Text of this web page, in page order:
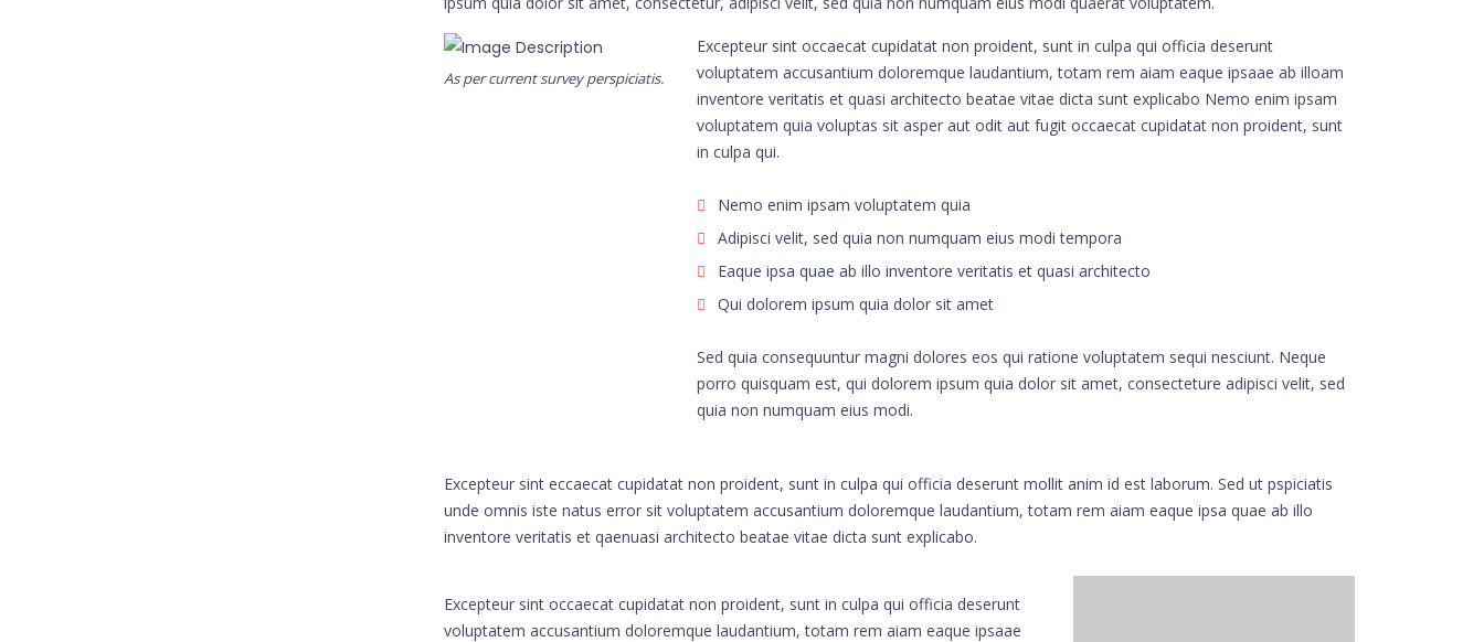
As per current survey perspiciatis.
Excepteur sint occaecat cupidatat non proident, sunt in culpa qui officia deserunt
voluptatem accusantium doloremque laudantium, totam rem aiam eaque ipsaae ab illoam
inventore veritatis et quasi architecto beatae vitae dicta sunt explicabo Nemo enim ipsam
voluptatem quia voluptas sit asper aut odit aut fugit occaecat cupidatat non proident, sunt
in culpa qui.
Nemo enim ipsam voluptatem quia
Adipisci velit, sed quia non numquam eius modi tempora
Eaque ipsa quae ab illo inventore veritatis et quasi architecto
Qui dolorem ipsum quia dolor sit amet
Sed quia consequuntur magni dolores eos qui ratione voluptatem sequi nesciunt. Neque
porro quisquam est, qui dolorem ipsum quia dolor sit amet, consecteture adipisci velit, sed
quia non numquam eius modi.
Excepteur sint eccaecat cupidatat non proident, sunt in culpa qui officia deserunt mollit anim id est laborum. Sed ut pspiciatis
unde omnis iste natus error sit voluptatem accusantium doloremque laudantium, totam rem aiam eaque ipsa quae ab illo
inventore veritatis et qaenuasi architecto beatae vitae dicta sunt explicabo.
Excepteur sint occaecat cupidatat non proident, sunt in culpa qui officia deserunt
voluptatem accusantium doloremque laudantium, totam rem aiam eaque ipsaae